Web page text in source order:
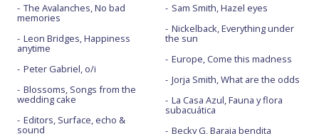
The Avalanches, No bad
memories
Leon Bridges, Happiness
anytime
Peter Gabriel, o/i
Blossoms, Songs from the
wedding cake
Editors, Surface, echo &
sound
Sam Smith, Hazel eyes
Nickelback, Everything under
the sun
Europe, Come this madness
Jorja Smith, What are the odds
La Casa Azul, Fauna y flora
subacuática
Becky G, Baraja bendita